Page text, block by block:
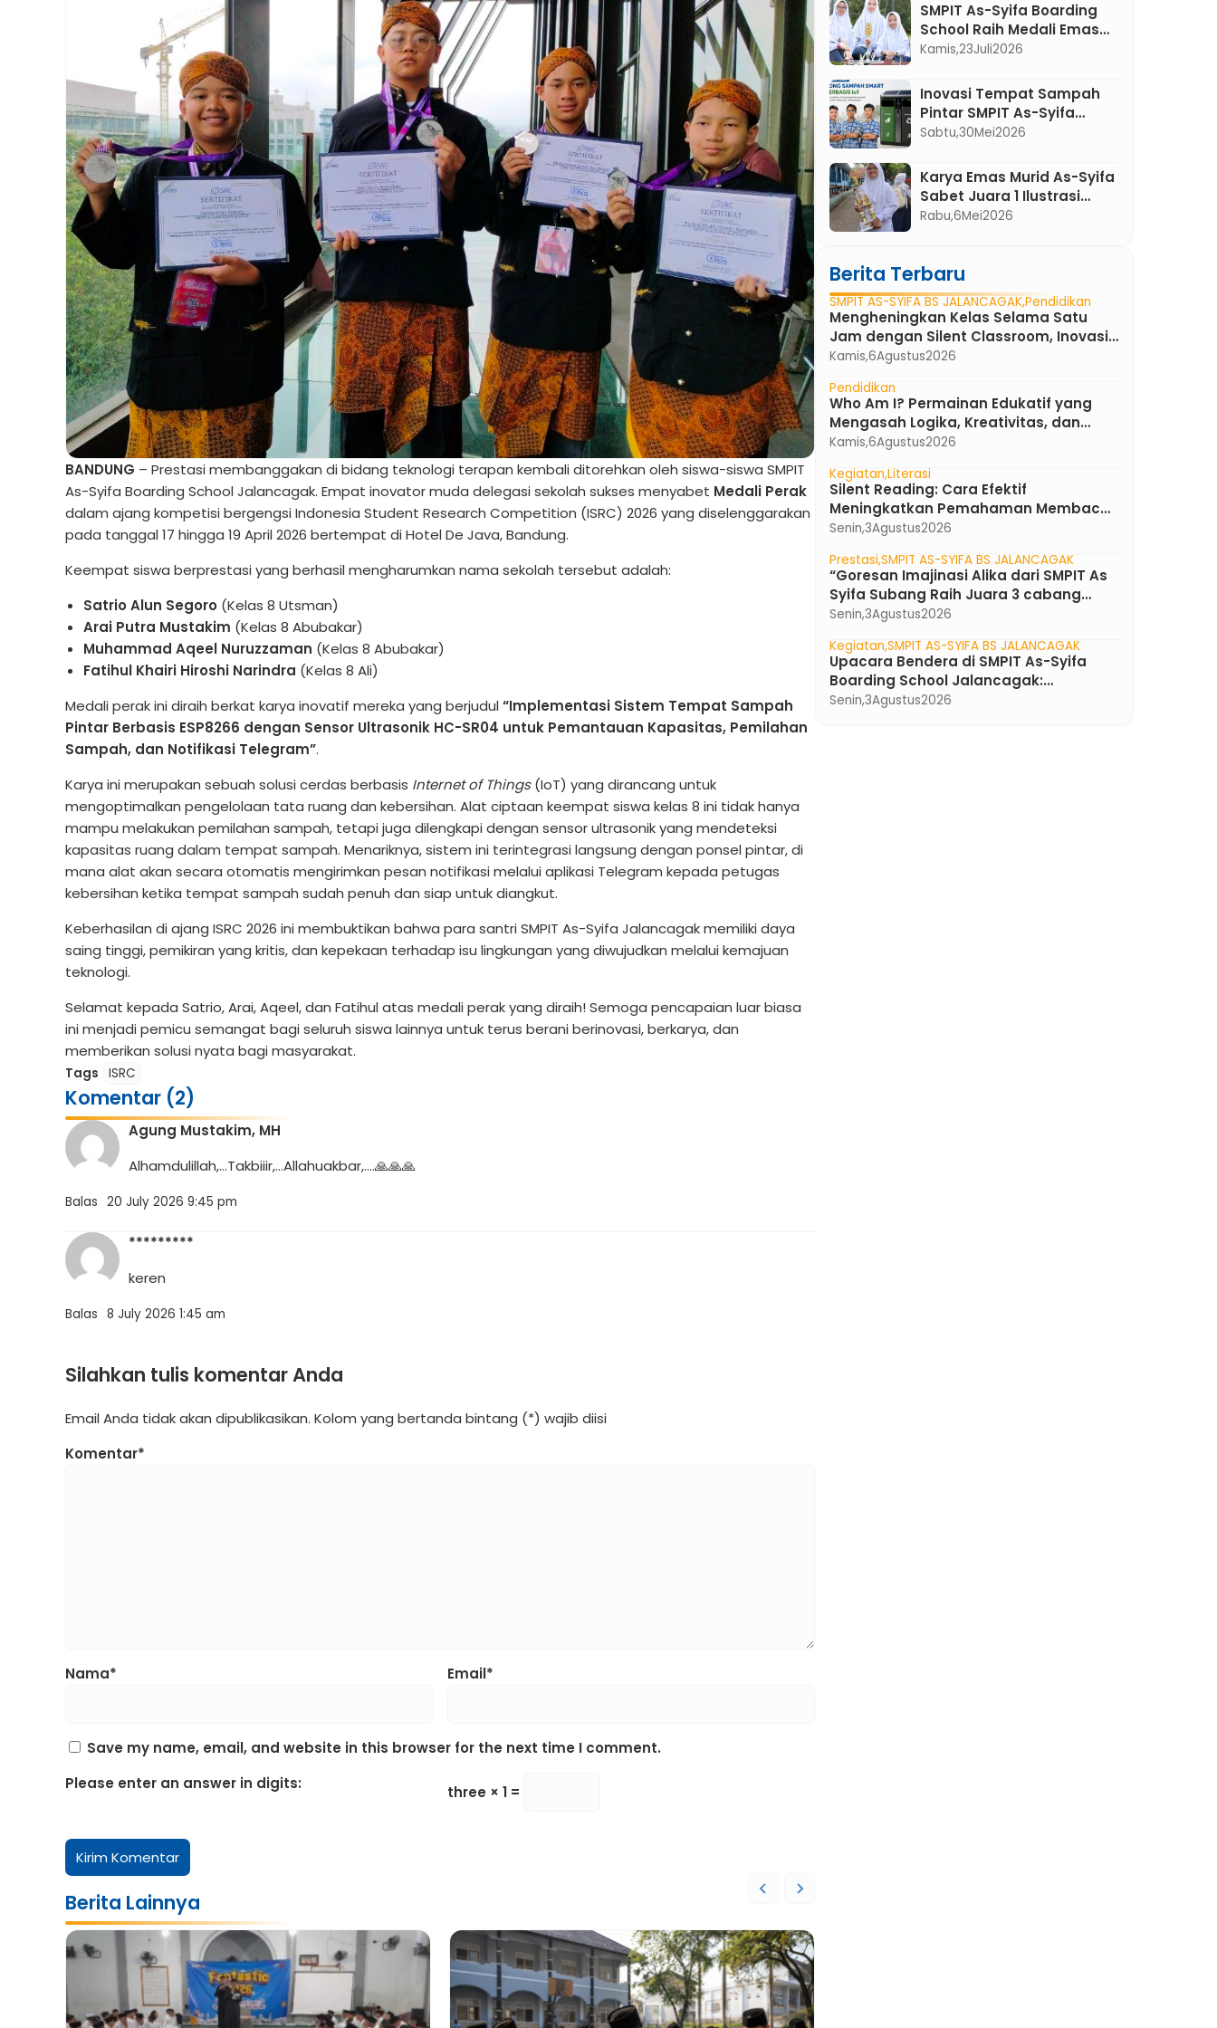
BANDUNG – Prestasi membanggakan di bidang teknologi terapan kembali ditorehkan oleh siswa-siswa SMPIT
As-Syifa Boarding School Jalancagak. Empat inovator muda delegasi sekolah sukses menyabet Medali Perak
dalam ajang kompetisi bergengsi Indonesia Student Research Competition (ISRC) 2026 yang diselenggarakan
pada tanggal 17 hingga 19 April 2026 bertempat di Hotel De Java, Bandung.
Keempat siswa berprestasi yang berhasil mengharumkan nama sekolah tersebut adalah:
Satrio Alun Segoro (Kelas 8 Utsman)
Arai Putra Mustakim (Kelas 8 Abubakar)
Muhammad Aqeel Nuruzzaman (Kelas 8 Abubakar)
Fatihul Khairi Hiroshi Narindra (Kelas 8 Ali)
Medali perak ini diraih berkat karya inovatif mereka yang berjudul “Implementasi Sistem Tempat Sampah
Pintar Berbasis ESP8266 dengan Sensor Ultrasonik HC-SR04 untuk Pemantauan Kapasitas, Pemilahan
Sampah, dan Notifikasi Telegram”.
Karya ini merupakan sebuah solusi cerdas berbasis Internet of Things(IoT) yang dirancang untuk
mengoptimalkan pengelolaan tata ruang dan kebersihan. Alat ciptaan keempat siswa kelas 8 ini tidak hanya
mampu melakukan pemilahan sampah, tetapi juga dilengkapi dengan sensor ultrasonik yang mendeteksi
kapasitas ruang dalam tempat sampah. Menariknya, sistem ini terintegrasi langsung dengan ponsel pintar, di
mana alat akan secara otomatis mengirimkan pesan notifikasi melalui aplikasi Telegram kepada petugas
kebersihan ketika tempat sampah sudah penuh dan siap untuk diangkut.
Keberhasilan di ajang ISRC 2026 ini membuktikan bahwa para santri SMPIT As-Syifa Jalancagak memiliki daya
saing tinggi, pemikiran yang kritis, dan kepekaan terhadap isu lingkungan yang diwujudkan melalui kemajuan
teknologi.
Selamat kepada Satrio, Arai, Aqeel, dan Fatihul atas medali perak yang diraih! Semoga pencapaian luar biasa
ini menjadi pemicu semangat bagi seluruh siswa lainnya untuk terus berani berinovasi, berkarya, dan
memberikan solusi nyata bagi masyarakat.
Tags ISRC
Komentar (2)
Agung Mustakim, MH
Alhamdulillah,…Takbiiir,…Allahuakbar,….🙏🙏🙏
Balas 20 July 2026 9:45 pm
*********
keren
Balas 8 July 2026 1:45 am
Silahkan tulis komentar Anda
Email Anda tidak akan dipublikasikan. Kolom yang bertanda bintang (*) wajib diisi
Komentar*
Nama* Email*
Save my name, email, and website in this browser for the next time I comment.
Please enter an answer in digits:
three × 1 =
Berita Lainnya
SMPIT As-Syifa Boarding
School Raih Medali Emas
pada National Invention
Moslem Scientist
(NICYMS) 2026
Kamis,23Juli2026
Inovasi Tempat Sampah
Pintar SMPIT As-Syifa
Boarding School Resmi
Sabtu,30Mei2026
Karya Emas Murid As-Syifa
Sabet Juara 1 Ilustrasi
FLS3N Subang dan Melaju
Rabu,6Mei2026
Berita Terbaru
SMPIT AS-SYIFA BS JALANCAGAKPendidikan
Mengheningkan Kelas Selama Satu
Jam dengan Silent Classroom, Inovasi
Pembelajaran Bahasa Indonesia di
Kamis,6Agustus2026
Pendidikan
Who Am I? Permainan Edukatif yang
Mengasah Logika, Kreativitas, dan
Kekompakan Murid di SMPIT As-Syifa
Kamis,6Agustus2026
Kegiatan Literasi
Silent Reading: Cara Efektif
Meningkatkan Pemahaman Membaca
atau Sekadar Diam Tanpa Kata ?
Senin,3Agustus2026
Prestasi SMPIT AS-SYIFA BS JALANCAGAK
“Goresan Imajinasi Alika dari SMPIT As
Syifa Subang Raih Juara 3 cabang
Ilustrasi lomba FLS3N Jawa Barat 2026”
Senin,3Agustus2026
Kegiatan SMPIT AS-SYIFA BS JALANCAGAK
Upacara Bendera di SMPIT As-Syifa
Boarding School Jalancagak:
Menumbuhkan Karakter Pemimpin
Senin,3Agustus2026